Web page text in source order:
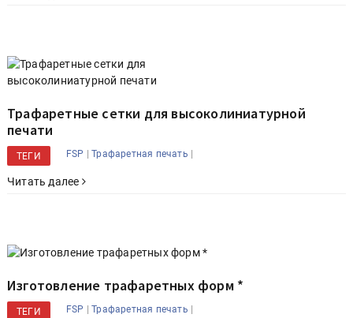
Трафаретные сетки для высоколиниатурной
печати
ТЕГИ FSP |Трафаретная печать |
Читать далее
Изготовление трафаретных форм *
ТЕГИ FSP |Трафаретная печать |